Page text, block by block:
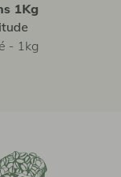
1Kg
- 1kg